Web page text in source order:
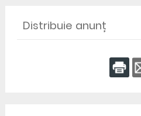
Distribuie anunț